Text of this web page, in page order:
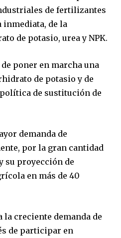
de fertilizantes
inmediata, de la
de potasio, urea y NPK.
poner en marcha una
de potasio y de
de sustitución de
demanda de
por la gran cantidad
su proyección de
en más de 40
la creciente demanda de
de participar en